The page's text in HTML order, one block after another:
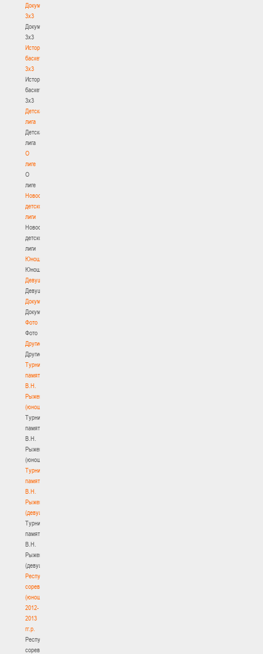
Документы
3х3
Документы
3х3
История
баскетбола
3х3
История
баскетбола
3х3
Детская
лига
Детская
лига
О
лиге
О
лиге
Новости
детской
лиги
Новости
детской
лиги
Юноши
Юноши
Девушки
Девушки
Документы
Документы
Фото
Фото
Другие
Другие
Турнир
памяти
В.Н.
Рыженкова
(юноши)
Турнир
памяти
В.Н.
Рыженкова
(юноши)
Турнир
памяти
В.Н.
Рыженкова
(девушки)
Турнир
памяти
В.Н.
Рыженкова
(девушки)
Республиканские
соревнования
(юноши)
2012-
2013
гг.р.
Республиканские
соревнования